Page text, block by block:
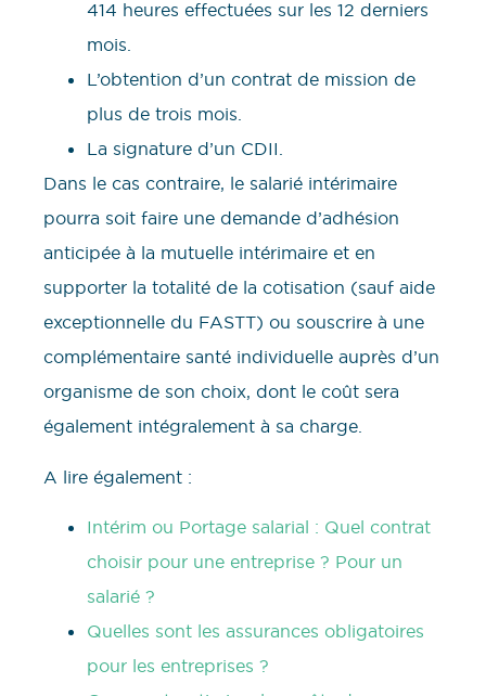
414 heures effectuées sur les 12 derniers
mois.
L’obtention d’un contrat de mission de
plus de trois mois.
La signature d’un CDII.
Dans le cas contraire, le salarié intérimaire
pourra soit faire une demande d’adhésion
anticipée à la mutuelle intérimaire et en
supporter la totalité de la cotisation (sauf aide
exceptionnelle du FASTT) ou souscrire à une
complémentaire santé individuelle auprès d’un
organisme de son choix, dont le coût sera
également intégralement à sa charge.
A lire également :
Intérim ou Portage salarial : Quel contrat
choisir pour une entreprise ? Pour un
salarié ?
Quelles sont les assurances obligatoires
pour les entreprises ?